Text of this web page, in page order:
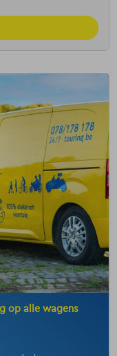
op alle wagens